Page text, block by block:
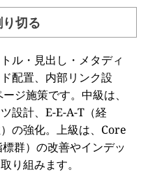
切る
ル・見出し・メタディ
配置、内部リンク設
ジ施策です。中級は、
設計、E-E-A-T（経
の強化。上級は、Core
群）の改善やインデッ
り組みます。